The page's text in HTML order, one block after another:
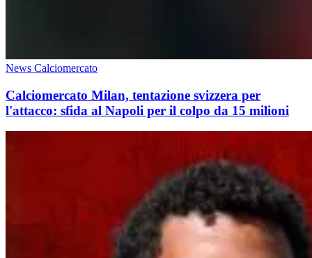
News Calciomercato
Calciomercato Milan, tentazione svizzera per
l'attacco: sfida al Napoli per il colpo da 15 milioni